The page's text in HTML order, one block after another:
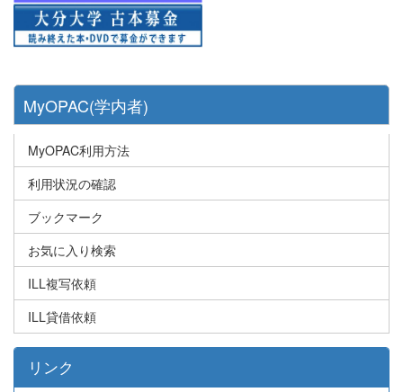
MyOPAC(学内者)
MyOPAC利用方法
利用状況の確認
ブックマーク
お気に入り検索
ILL複写依頼
ILL貸借依頼
リンク